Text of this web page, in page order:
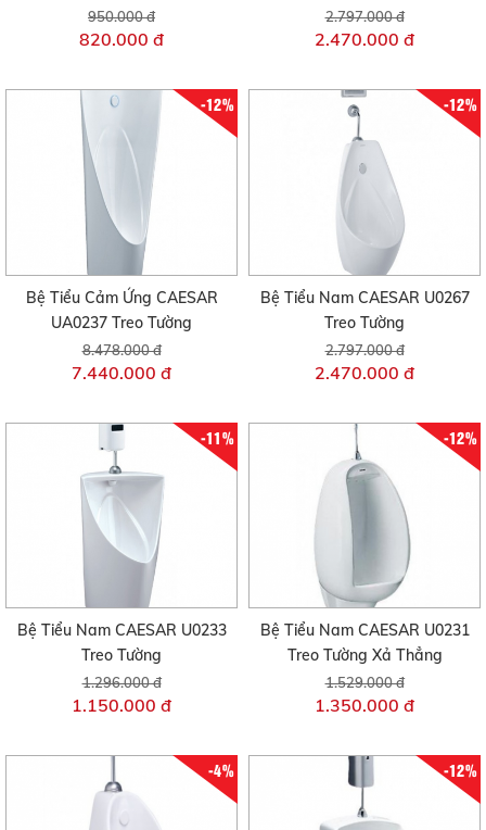
950.000 đ
820.000 đ
2.797.000 đ
2.470.000 đ
-12%
Bệ Tiểu Cảm Ứng CAESAR
UA0237 Treo Tường
8.478.000 đ
7.440.000 đ
-12%
Bệ Tiểu Nam CAESAR U0267
Treo Tường
2.797.000 đ
2.470.000 đ
-11%
Bệ Tiểu Nam CAESAR U0233
Treo Tường
1.296.000 đ
1.150.000 đ
-12%
Bệ Tiểu Nam CAESAR U0231
Treo Tường Xả Thẳng
1.529.000 đ
1.350.000 đ
-4% -12%